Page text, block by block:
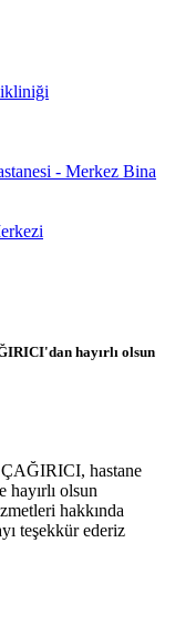
- Merkez Bina
hayırlı olsun
ÇAĞIRICI, hastane
olsun
hakkında
teşekkür ederiz